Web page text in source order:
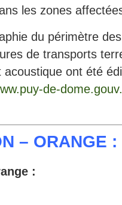
les zones
du périmètre
de transports
acoustique ont été
de-
– ORANGE :
: